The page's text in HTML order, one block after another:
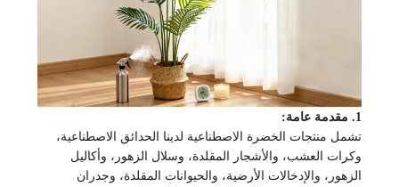
1. مقدمة عامة:
تشمل منتجات الخضرة الاصطناعية لدينا الحدائق الاصطناعية،
وكرات العشب، والأشجار المقلدة، وسلال الزهور، وأكاليل
الزهور، والإدخالات الأرضية، والحيوانات المقلدة، وجدران